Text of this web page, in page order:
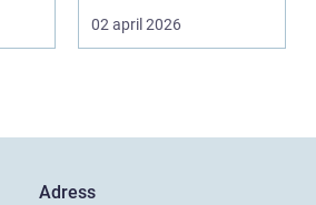
ekonomiska affären i...
02 april 2026
Adress